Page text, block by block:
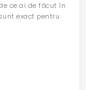
ce ai de făcut în
exact pentru